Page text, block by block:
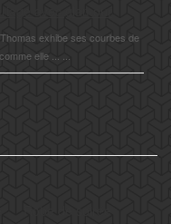
exhibe ses courbes de
elle ... ...